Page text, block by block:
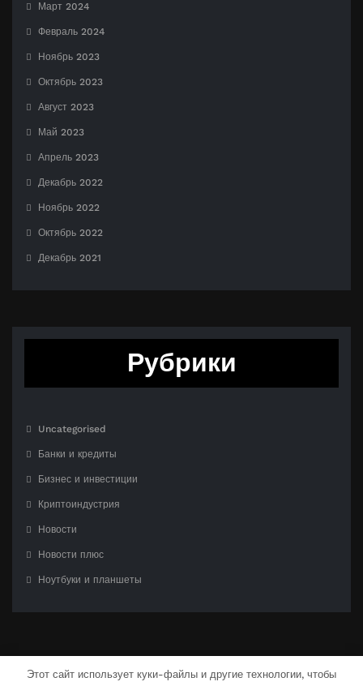
Март 2024
Февраль 2024
Ноябрь 2023
Октябрь 2023
Август 2023
Май 2023
Апрель 2023
Декабрь 2022
Ноябрь 2022
Октябрь 2022
Декабрь 2021
Рубрики
Uncategorised
Банки и кредиты
Бизнес и инвестиции
Криптоиндустрия
Новости
Новости плюс
Ноутбуки и планшеты
Этот сайт использует куки-файлы и другие технологии, чтобы